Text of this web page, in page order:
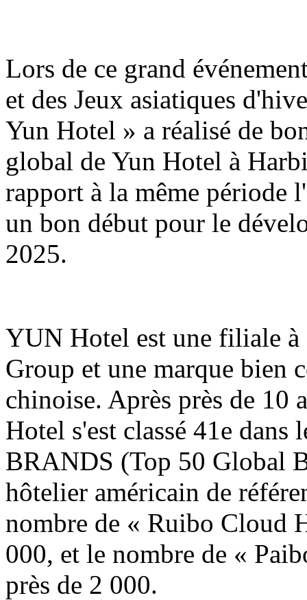
Lors de ce grand
et des Jeux asiatiques
Yun Hotel » a réalisé de
global de Yun Hotel à
rapport à la même période
un bon début pour le
2025.
YUN Hotel est une filiale
Group et une marque bien
chinoise. Après près de 10
Hotel s'est classé 41e
BRANDS (Top 50 Global
hôtelier américain de
nombre de « Ruibo Cloud
000, et le nombre de «
près de 2 000.